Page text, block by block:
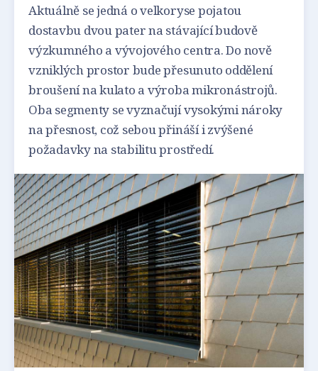
Aktuálně se jedná o velkoryse pojatou
dostavbu dvou pater na stávající budově
výzkumného a vývojového centra. Do nově
vzniklých prostor bude přesunuto oddělení
broušení na kulato a výroba mikronástrojů.
Oba segmenty se vyznačují vysokými nároky
na přesnost, což sebou přináší i zvýšené
požadavky na stabilitu prostředí.